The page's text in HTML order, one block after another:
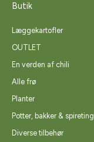
Butik
Læggekartofler
OUTLET
En verden af chili
Alle frø
Planter
Potter, bakker & spireting
Diverse tilbehør